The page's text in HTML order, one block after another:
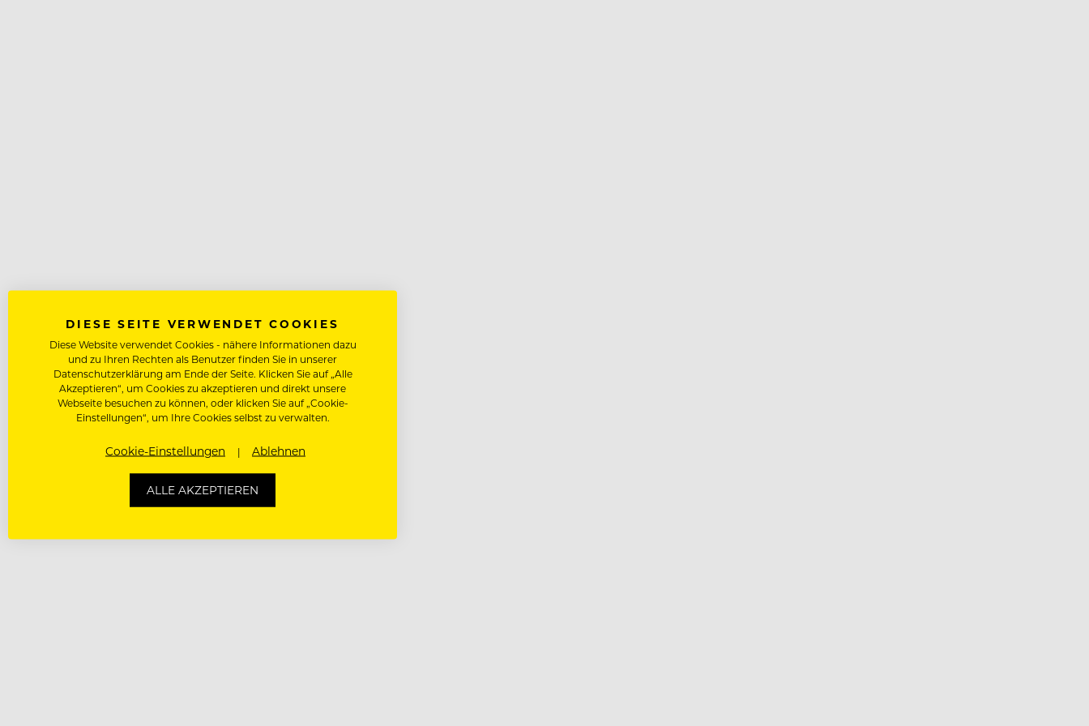
DIESE SEITE VERWENDET COOKIES
Diese Website verwendet Cookies - nähere Informationen dazu
und zu Ihren Rechten als Benutzer finden Sie in unserer
Datenschutzerklärung am Ende der Seite. Klicken Sie auf „Alle
Akzeptieren“, um Cookies zu akzeptieren und direkt unsere
Webseite besuchen zu können, oder klicken Sie auf „Cookie-
Einstellungen“, um Ihre Cookies selbst zu verwalten.
Cookie-Einstellungen Ablehnen
ALLE AKZEPTIEREN